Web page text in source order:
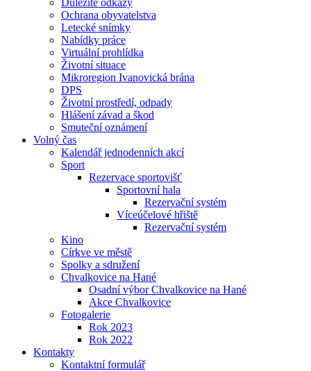
Důležité odkazy
Ochrana obyvatelstva
Letecké snímky
Nabídky práce
Virtuální prohlídka
Životní situace
Mikroregion Ivanovická brána
DPS
Životní prostředí, odpady
Hlášení závad a škod
Smuteční oznámení
Volný čas
Kalendář jednodenních akcí
Sport
Rezervace sportovišť
Sportovní hala
Rezervační systém
Víceúčelové hřiště
Rezervační systém
Kino
Církve ve městě
Spolky a sdružení
Chvalkovice na Hané
Osadní výbor Chvalkovice na Hané
Akce Chvalkovice
Fotogalerie
Rok 2023
Rok 2022
Kontakty
Kontaktní formulář